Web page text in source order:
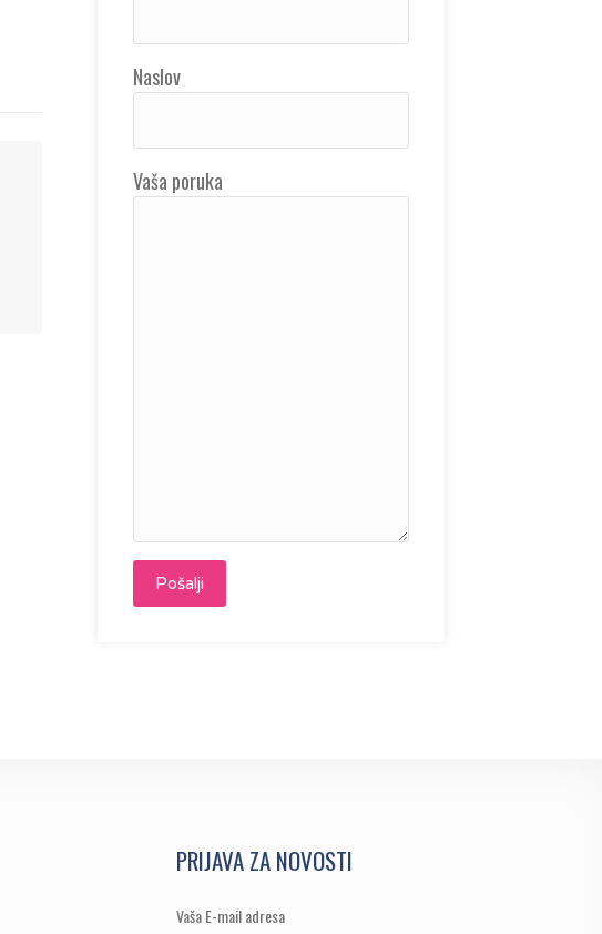
Naslov
Vaša poruka
PRIJAVA ZA NOVOSTI
Vaša E-mail adresa